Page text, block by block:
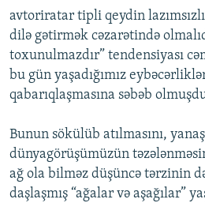
avtoriratar tipli qeydin
dilə gətirmək cəzarətində
toxunulmazdır” tendensiyası
bu gün yaşadığımız
qabarıqlaşmasına səbəb
Bunun sökülüb atılmasını,
dünyagörüşümüzün
ağ ola bilməz düşüncə tərzinin
daşlaşmış “ağalar və aşağılar”